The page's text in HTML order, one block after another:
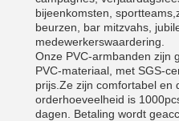
bijeenkomsten,
beurzen, bar mitzvahs,
medewerkerswaardering.
Onze PVC-armbanden zijn
PVC-materiaal, met SGS-
prijs.Ze zijn comfortabel en
orderhoeveelheid is
dagen. Betaling wordt